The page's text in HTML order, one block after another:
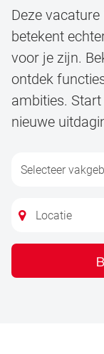
Deze
betekent
voor je zijn.
ontdek
ambities.
nieuwe